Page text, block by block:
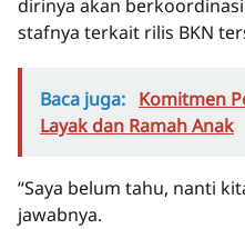
dirinya akan
stafnya terkait rilis BKN
Baca juga: Komitmen
Layak dan Ramah Anak
“Saya belum tahu, nanti
jawabnya.